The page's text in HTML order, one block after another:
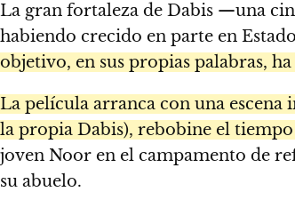
La gran fortaleza de Dabis —una
habiendo crecido en parte en
objetivo, en sus propias palabras,
La película arranca con una
la propia Dabis), rebobine el
joven Noor en el campamento de
su abuelo.